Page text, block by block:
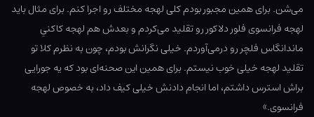
می‌شن. برای همین مجبور بودم کلی لهجه مختلف رو اجرا کنم. برای مثال باید
لهجه فرانسوی فلور دلاکور رو تقلید می‌کردم و بعدش هم لهجه کاکنیِ
ماندانگاس فلچر رو درمی‌آوردم. خیلی نگرانش بودم، چون به نظرم کلا تو
تقلید لهجه خیلی خوب نیستم. برای همین این صحنه‌ای بود که یه جورایی
براش استرس داشتم، اما انجام دادنش خیلی کیف داد، به خصوص لهجه
فرانسوی.»